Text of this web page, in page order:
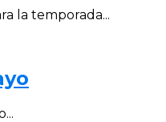
la temporada...